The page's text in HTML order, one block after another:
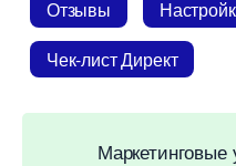
Отзывы
Чек-лист Директ
Маркетинговые